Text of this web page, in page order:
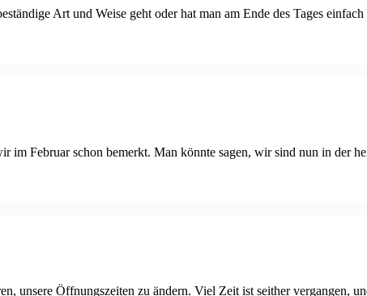
Art und Weise geht oder hat man am Ende des Tages
Februar schon bemerkt. Man könnte sagen, wir sind nun in der
unsere Öffnungszeiten zu ändern. Viel Zeit ist seither vergangen,